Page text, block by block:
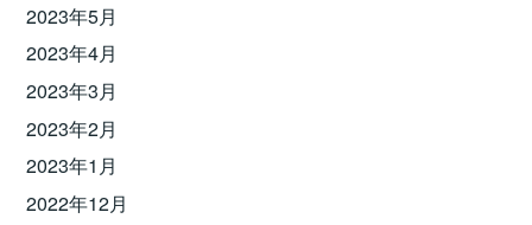
2023年5月
2023年4月
2023年3月
2023年2月
2023年1月
2022年12月